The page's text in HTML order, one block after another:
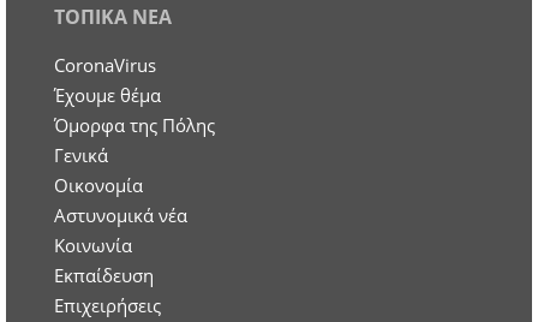
ΤΟΠΙΚΑ ΝΕΑ
CoronaVirus
Έχουμε θέμα
Όμορφα της Πόλης
Γενικά
Οικονομία
Aστυνομικά νέα
Κοινωνία
Εκπαίδευση
Επιχειρήσεις